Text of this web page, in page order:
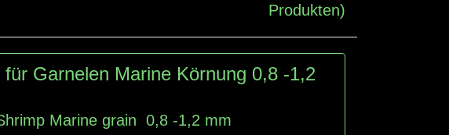
Produkten)
für Garnelen Marine Körnung 0,8 -1,2
Marine grain 0,8 -1,2 mm